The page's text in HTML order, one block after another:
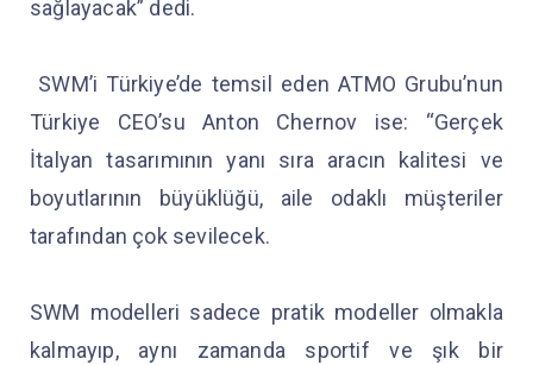
sağlayacak” dedi.
SWM’i Türkiye’de temsil eden ATMO Grubu’nun
Türkiye CEO’su Anton Chernov ise: “Gerçek
İtalyan tasarımının yanı sıra aracın kalitesi ve
boyutlarının büyüklüğü, aile odaklı müşteriler
tarafından çok sevilecek.
SWM modelleri sadece pratik modeller olmakla
kalmayıp, aynı zamanda sportif ve şık bir